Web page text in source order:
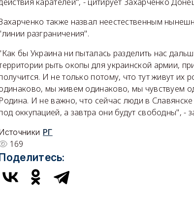
карателей", - цитирует Захарченко
также назвал неестественным
разграничения".
бы Украина ни пыталась разделить нас
рыть окопы для украинской армии,
И не только потому, что тут живут их
мы живем одинаково, мы чувствуем
Родина. И не важно, что сейчас люди в
оккупацией, а завтра они будут свободны", -
РГ
169
Поделитесь: